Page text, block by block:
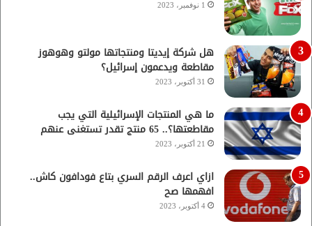
1 نوفمبر، 2023
هل شركة إيديتا ومنتجاتها مولتو وهوهوز
مقاطعة ويدعمون إسرائيل؟
31 أكتوبر، 2023
ما هي المنتجات الإسرائيلية التي يجب
مقاطعتها؟.. 65 منتج تقدر تستغنى عنهم
21 أكتوبر، 2023
ازاي اعرف الرقم السري بتاع فودافون كاش..
افهمها صح
4 أكتوبر، 2023